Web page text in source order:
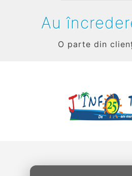
Au
O parte din